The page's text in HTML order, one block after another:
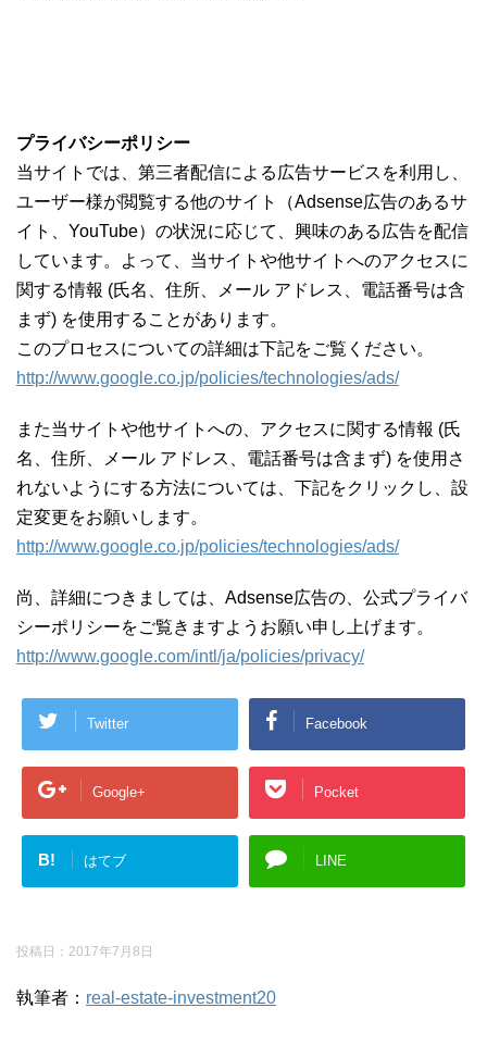
プライバシーポリシー
当サイトでは、第三者配信による広告サービスを利用し、
ユーザー様が閲覧する他のサイト（Adsense広告のあるサ
イト、YouTube）の状況に応じて、興味のある広告を配信
しています。よって、当サイトや他サイトへのアクセスに
関する情報 (氏名、住所、メール アドレス、電話番号は含
まず) を使用することがあります。
このプロセスについての詳細は下記をご覧ください。
http://www.google.co.jp/policies/technologies/ads/
また当サイトや他サイトへの、アクセスに関する情報 (氏
名、住所、メール アドレス、電話番号は含まず) を使用さ
れないようにする方法については、下記をクリックし、設
定変更をお願いします。
http://www.google.co.jp/policies/technologies/ads/
尚、詳細につきましては、Adsense広告の、公式プライバ
シーポリシーをご覧きますようお願い申し上げます。
http://www.google.com/intl/ja/policies/privacy/
Twitter Facebook
Google+ Pocket
B! はてブ LINE
投稿日： 2017年7月8日
執筆者： real-estate-investment20